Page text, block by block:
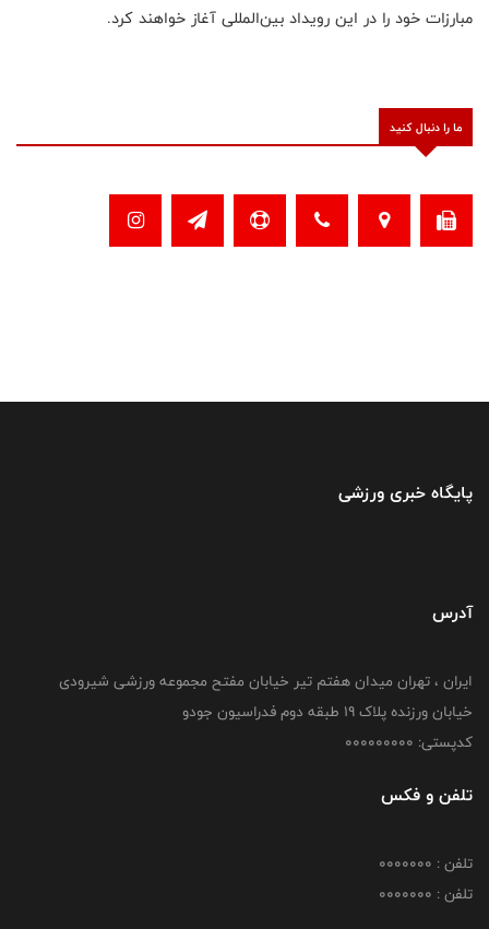
مبارزات خود را در این رویداد بین‌المللی آغاز خواهند کرد.
ما را دنبال کنید
پایگاه خبری ورزشی
آدرس
ایران ، تهران میدان هفتم تیر خیابان مفتح مجموعه ورزشی شیرودی
خیابان ورزنده پلاک ۱۹ طبقه دوم فدراسیون جودو
کدپستی: 000000000
تلفن و فکس
تلفن : 0000000
تلفن : 0000000